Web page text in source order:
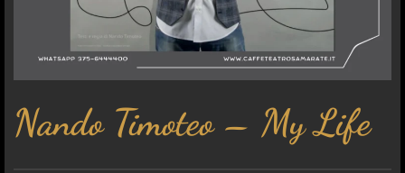
Nando Timoteo – My Life